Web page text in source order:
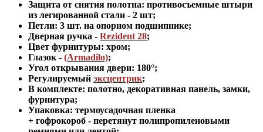
Защита от снятия полотна: противосъемные штыри
из легированной стали - 2 шт;
Петли: 3 шт. на опорном подшипнике;
Дверная ручка - Rezident 28;
Цвет фурнитуры: хром;
Глазок - (Armadilo);
Угол открывания двери: 180°;
Регулируемый эксцентрик;
В комплекте: полотно, декоративная панель, замки,
фурнитура;
Упаковка: термоусадочная пленка
+ гофрокороб - перетянут полипропиленовыми